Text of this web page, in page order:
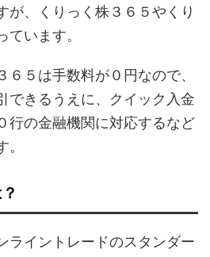
が、くりっく株３６５やくり
ています。
６５は手数料が０円なので、
できるうえに、クイック入金
行の金融機関に対応するなど
ライントレードのスタンダー